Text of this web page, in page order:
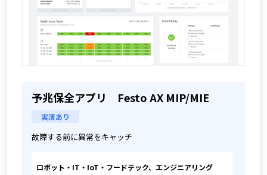
予兆保全アプリ Festo AX MIP/MIE
実演あり
故障する前に異常をキャッチ
ロボット・IT・IoT・フードテック、エンジニアリング